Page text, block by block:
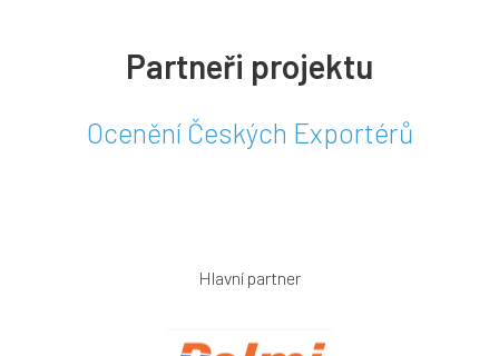
Partneři projektu
Ocenění Českých Exportérů
Hlavní partner